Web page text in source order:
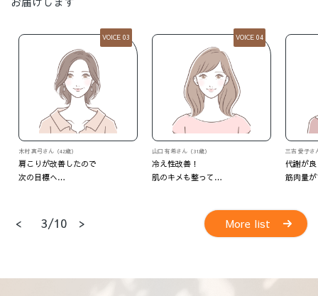
VOICE 04
山口 有希さん（31歳）
冷え性改善！
肌のキメも整って…
VOICE 05
三吉 愛子さん（37歳）
代謝が良くなって
筋肉量がアップ！
M・Oさん
いつの
4/10
< > More list